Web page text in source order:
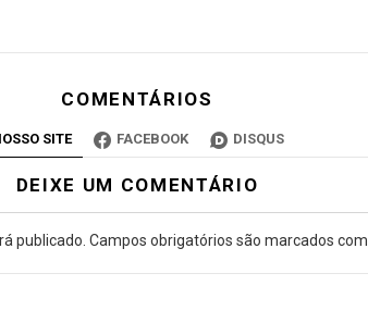
COMENTÁRIOS
SITE FACEBOOK DISQUS
DEIXE UM COMENTÁRIO
publicado. Campos obrigatórios são marcados com